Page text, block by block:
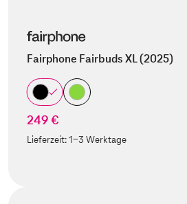
Fairphone Fairbuds XL (2025)
249 €
Lieferzeit:1-3 Werktage